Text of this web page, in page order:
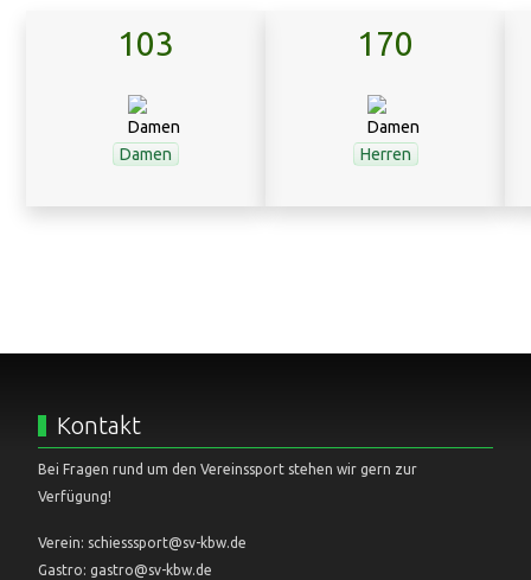
103
Damen
170
Herren
Kontakt
Bei Fragen rund um den Vereinssport stehen wir gern zur
Verfügung!
Verein: schiesssport@sv-kbw.de
Gastro: gastro@sv-kbw.de